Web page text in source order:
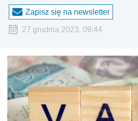
Zapisz się na newsletter
27 grudnia 2023, 09:44